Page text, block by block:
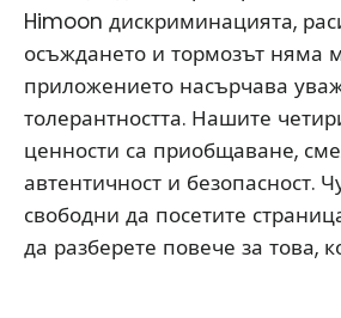
Himoon дискриминацията,
осъждането и тормозът няма
приложението насърчава
толерантността. Нашите
ценности са приобщаване,
автентичност и безопасност.
свободни да посетите
да разберете повече за това,